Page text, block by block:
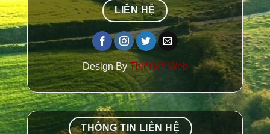
LIÊN HỆ
Design ByThiết Kế Web
THÔNG TIN LIÊN HỆ